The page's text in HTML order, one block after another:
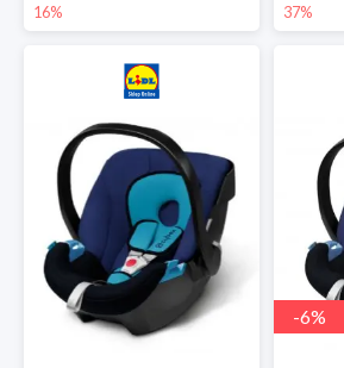
16% 37%
-6%